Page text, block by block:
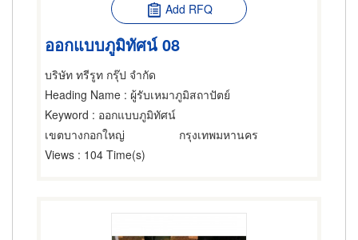
Add RFQ
ออกแบบภูมิทัศน์ 08
บริษัท ทรีรูท กรุ๊ป จำกัด
Heading Name : ผู้รับเหมาภูมิสถาปัตย์
Keyword : ออกแบบภูมิทัศน์
เขตบางกอกใหญ่
กรุงเทพมหานคร
Views : 104 Time(s)